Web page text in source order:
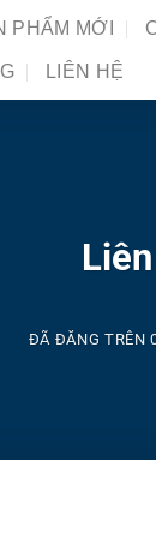
PHẨM MỚI
LIÊN HỆ
ĐÃ ĐĂNG TRÊN